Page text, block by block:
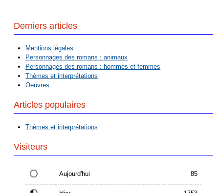
Derniers articles
Mentions légales
Personnages des romans : animaux
Personnages des romans : hommes et femmes
Thèmes et interprétations
Oeuvres
Articles populaires
Thèmes et interprétations
Visiteurs
Aujourd'hui 85